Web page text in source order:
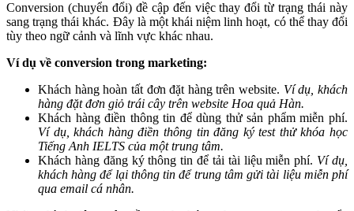
Conversion (chuyển đổi) đề cập đến việc thay đổi từ trạng thái này
sang trạng thái khác. Đây là một khái niệm linh hoạt, có thể thay đổi
tùy theo ngữ cảnh và lĩnh vực khác nhau.
Ví dụ về conversion trong marketing:
Khách hàng hoàn tất đơn đặt hàng trên website. Ví dụ, khách
hàng đặt đơn giỏ trái cây trên website Hoa quả Hàn.
Khách hàng điền thông tin để dùng thử sản phẩm miễn phí.
Ví dụ, khách hàng điền thông tin đăng ký test thử khóa học
Tiếng Anh IELTS của một trung tâm.
Khách hàng đăng ký thông tin để tải tài liệu miễn phí. Ví dụ,
khách hàng để lại thông tin để trung tâm gửi tài liệu miễn phí
qua email cá nhân.